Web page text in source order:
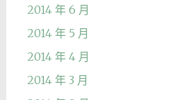
2014 年 6 月
2014 年 5 月
2014 年 4 月
2014 年 3 月